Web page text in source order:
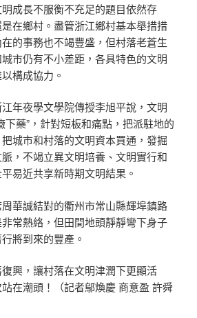
成長不服衡不充足的題目依然存
在鄉村。盡管浙江鄉村基本舉措措
的事務也不竭豐盛，但村落老蒼生
市仍有不小差距，各具特色的文明
構成協力。
年夜學文學院傳授李旭平說，文明
下藥”，針對短板和痛點，把派駐地的
城市和村落的文明資本買通，發掘
，不竭立異文明培養、文明實行和
易近共享新時期文明結果。
華誠結對的衢州市常山縣輝埠鎮路
常熱絡，但田間地頭靜靜彎下身子
將到來的豐產。
興，讓村落在文明津潤下更顯活
在潮頭！（記者鄔煥慶 商意盈 許舜